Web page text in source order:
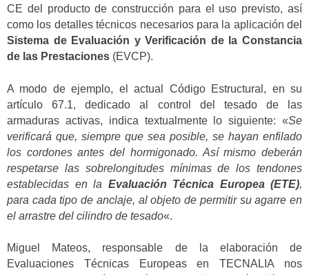
CE del producto de construcción para el uso previsto, así
como los detalles técnicos necesarios para la aplicación del
Sistema de Evaluación y Verificación de la Constancia
de las Prestaciones (EVCP).
A modo de ejemplo, el actual Código Estructural, en su
artículo 67.1, dedicado al control del tesado de las
armaduras activas, indica textualmente lo siguiente: «Se
verificará que, siempre que sea posible, se hayan enfilado
los cordones antes del hormigonado. Así mismo deberán
respetarse las sobrelongitudes mínimas de los tendones
establecidas en la Evaluación Técnica Europea (ETE),
para cada tipo de anclaje, al objeto de permitir su agarre en
el arrastre del cilindro de tesado«.
Miguel Mateos, responsable de la elaboración de
Evaluaciones Técnicas Europeas en TECNALIA nos